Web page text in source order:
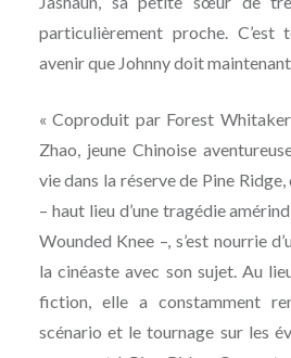
particulièrement proche. C’est
avenir que Johnny doit
« Coproduit par Forest
Zhao, jeune Chinoise
vie dans la réserve de Pine
– haut lieu d’une tragédie
Wounded Knee –, s’est nourrie
la cinéaste avec son sujet. Au
fiction, elle a constamment
scénario et le tournage sur les